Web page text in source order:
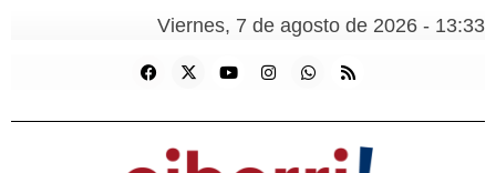
Viernes, 7 de agosto de 2026 - 13:33